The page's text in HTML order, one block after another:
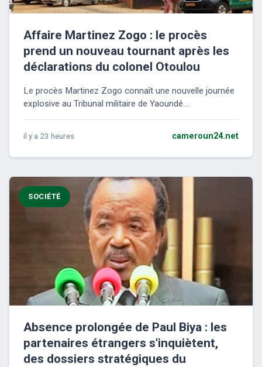
Affaire Martinez Zogo : le procès
prend un nouveau tournant après les
déclarations du colonel Otoulou
Le procès Martinez Zogo connaît une nouvelle journée
explosive au Tribunal militaire de Yaoundé....
il y a 23 heures cameroun24.net
SOCIÉTÉ
Absence prolongée de Paul Biya : les
partenaires étrangers s'inquiètent,
des dossiers stratégiques du